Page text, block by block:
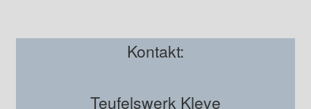
Kontakt:
Teufelswerk Kleve